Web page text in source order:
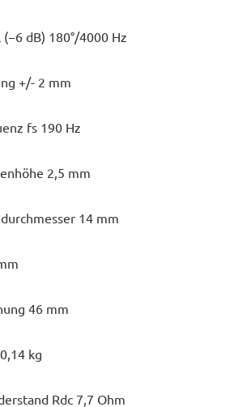
dB) 180°/4000 Hz
+/- 2 mm
fs 190 Hz
2,5 mm
14 mm
46 mm
kg
Rdc 7,7 Ohm